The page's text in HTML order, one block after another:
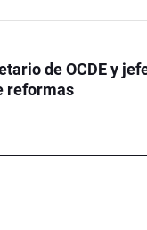
de OCDE y
reformas